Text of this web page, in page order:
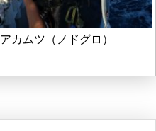
アカムツ（ノドグロ）